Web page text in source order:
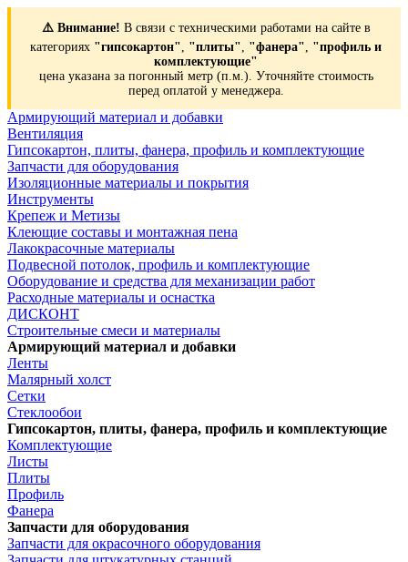
⚠️ Внимание! В связи с техническими работами на сайте в
категориях "гипсокартон", "плиты", "фанера", "профиль и
комплектующие"
цена указана за погонный метр (п.м.). Уточняйте стоимость
перед оплатой у менеджера.
Армирующий материал и добавки
Вентиляция
Гипсокартон, плиты, фанера, профиль и комплектующие
Запчасти для оборудования
Изоляционные материалы и покрытия
Инструменты
Крепеж и Метизы
Клеющие составы и монтажная пена
Лакокрасочные материалы
Подвесной потолок, профиль и комплектующие
Оборудование и средства для механизации работ
Расходные материалы и оснастка
ДИСКОНТ
Строительные смеси и материалы
Армирующий материал и добавки
Ленты
Малярный холст
Сетки
Стеклообои
Гипсокартон, плиты, фанера, профиль и комплектующие
Комплектующие
Листы
Плиты
Профиль
Фанера
Запчасти для оборудования
Запчасти для окрасочного оборудования